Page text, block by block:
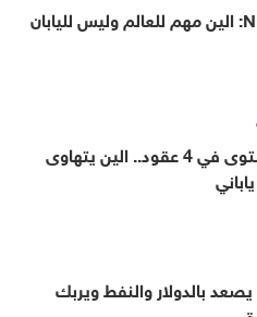
NEO Markets: الين مهم للعالم وليس لليابان
قرب أدنى مستوى في 4 عقود.. الين يتهاوى
بالدولار والنفط ويربك